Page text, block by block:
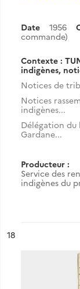
Date 1956
commande)
Contexte :
indigènes,
Notices de
Notices
indigènes...
Délégation du
Gardane...
Producteur :
Service des
indigènes du
n°
18